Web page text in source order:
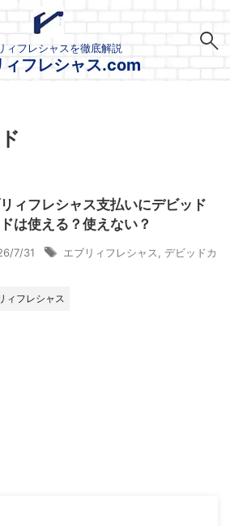
ィフレシャスを徹底解説
ィフレシャス.com
ィフレシャス支払いにデビッド
は使える？使えない？
7/31 エブリィフレシャス
デビッドカ
ィフレシャス